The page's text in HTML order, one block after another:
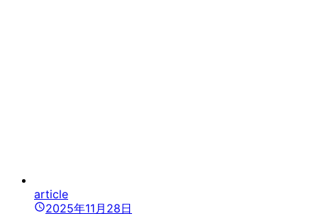
article
2025年11月28日